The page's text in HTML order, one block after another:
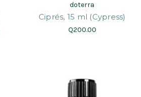
doterra
Ciprés, 15 ml (Cypress)
Q200.00